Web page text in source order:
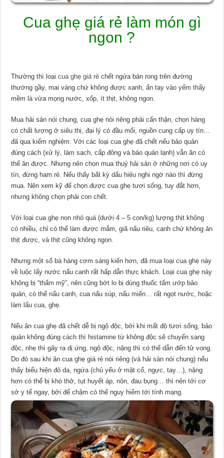
Cua ghẹ giá rẻ làm món gì
ngon ?
Thường thì loạicua ghẹ giá rẻ chết ngửa bán rong trên đường
thường gầy, mai vàng chứ không được xanh, ấn tay vào yếm thấy
mềm là vừa mọng nước, xốp, ít thịt, không ngon.
Mua hải sản nói chung, cua ghẹ nói riêng phải cẩn thận, chọn hàng
có chất lượng ở siêu thị, đại lý có đầu mối, nguồn cung cấp uy tín…
đã qua kiểm nghiệm. Với các loại cua ghẹ đã chết nếu bảo quản
đúng cách (xử lý, làm sạch, cấp đông và bảo quản lạnh) vẫn ăn có
thể ăn được. Nhưng nên chọn mua thuỷ hải sản ở những nơi có uy
tín, đừng ham rẻ. Nếu thấy bất kỳ dấu hiệu nghi ngờ nào thì đừng
mua. Nên xem kỹ để chọn được cua ghẹ tươi sống, tuy đắt hơn,
nhưng không chọn phải con chết.
Với loại cua ghẹ non nhỏ quá (dưới 4 – 5 con/kg) lượng thịt không
có nhiều, chỉ có thể làm được mắm, giã nấu riêu, canh chứ không ăn
thịt được, và thịt cũng không ngon.
Nhưng một số bà hàng cơm sáng kiến hơn, đã mua loại cua ghẹ này
về luộc lấy nước nấu canh rất hấp dẫn thực khách. Loại cua ghẹ này
không bị “thẩm mỹ”, nên cũng bớt lo bị dùng thuốc tẩm ướp bảo
quản, có thể nấu canh, cua nấu súp, nấu miến… rất ngọt nước, hoặc
làm lẩu cua, ghẹ.
Nếu ăn cua ghẹ đã chết dễ bị ngộ độc, bởi khi mất độ tươi sống, bảo
quản không đúng cách thì histamine từ không độc sẽ chuyển sang
độc, nhẹ thì gây ra dị ứng, ngộ độc, nặng thì có thể dẫn đến tử vong.
Do đó sau khi ăn cua ghẹ giá rẻ nói riêng (và hải sản nói chung) nếu
thấy biểu hiện đỏ da, ngứa (chủ yếu ở mặt cổ, ngực, tay…), nặng
hơn có thể bị khó thở, tụt huyết áp, nôn, đau bụng… thì nên tới cơ
sở y tế ngay, bởi để chậm có thể nguy hiểm tới tính mạng.